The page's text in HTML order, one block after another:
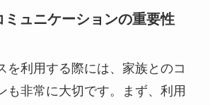
ュニケーションの重要性
を利用する際には、家族とのコ
も非常に大切です。まず、利用